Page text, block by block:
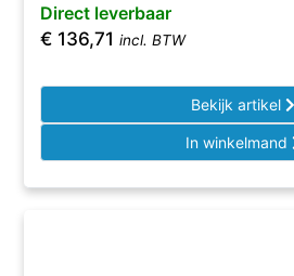
Direct leverbaar
€ 136,71 incl. BTW
Bekijk artikel
In winkelmand